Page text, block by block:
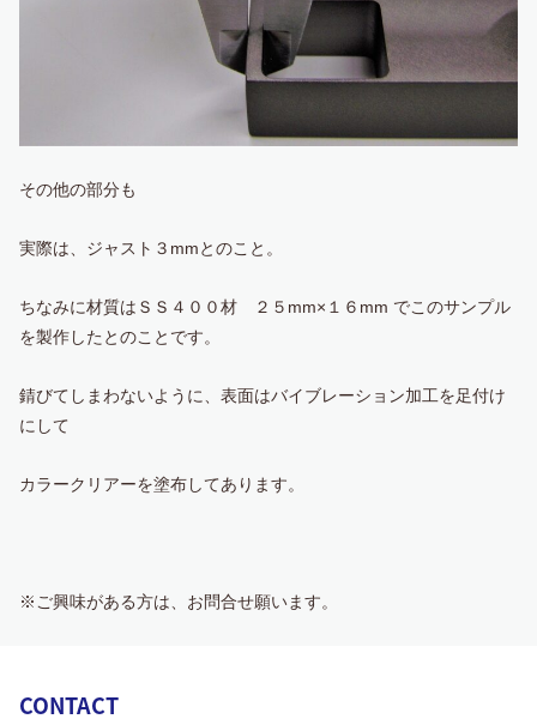
その他の部分も
実際は、ジャスト３mmとのこと。
ちなみに材質はＳＳ４００材 ２５mm×１６mm でこのサンプル
を製作したとのことです。
錆びてしまわないように、表面はバイブレーション加工を足付け
にして
カラークリアーを塗布してあります。
※ご興味がある方は、お問合せ願います。
CONTACT